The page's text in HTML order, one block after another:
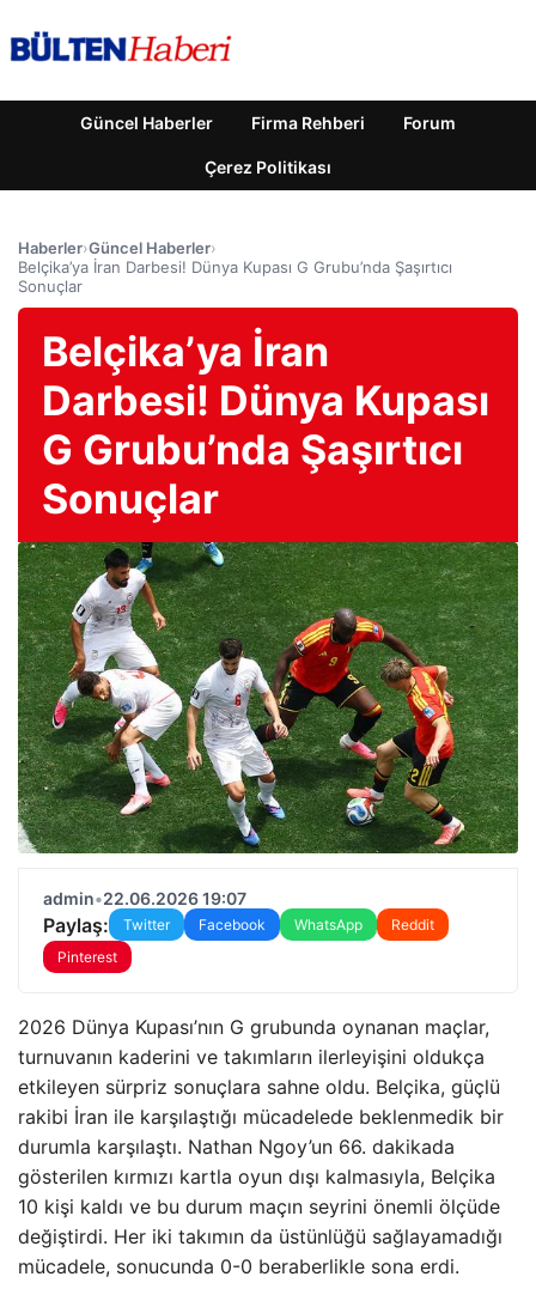
Güncel Haberler Firma Rehberi Forum
Çerez Politikası
Haberler›Güncel Haberler›
Belçika’ya İran Darbesi! Dünya Kupası G Grubu’nda Şaşırtıcı
Sonuçlar
Belçika’ya İran
Darbesi! Dünya Kupası
G Grubu’nda Şaşırtıcı
Sonuçlar
admin•22.06.2026 19:07
Paylaş: Twitter Facebook WhatsApp
Reddit
Pinterest
2026 Dünya Kupası’nın G grubunda oynanan maçlar,
turnuvanın kaderini ve takımların ilerleyişini oldukça
etkileyen sürpriz sonuçlara sahne oldu. Belçika, güçlü
rakibi İran ile karşılaştığı mücadelede beklenmedik bir
durumla karşılaştı. Nathan Ngoy’un 66. dakikada
gösterilen kırmızı kartla oyun dışı kalmasıyla, Belçika
10 kişi kaldı ve bu durum maçın seyrini önemli ölçüde
değiştirdi. Her iki takımın da üstünlüğü sağlayamadığı
mücadele, sonucunda 0-0 beraberlikle sona erdi.